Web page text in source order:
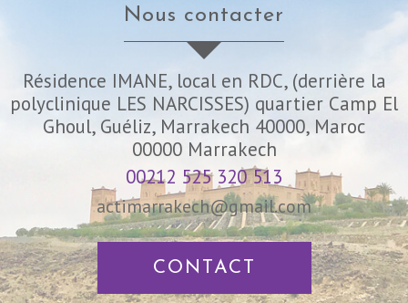
nous contacter
Résidence IMANE, local en RDC, (derrière la
polyclinique LES NARCISSES) quartier Camp El
Ghoul, Guéliz, Marrakech 40000, Maroc
00000 Marrakech
00212 525 320 513
actimarrakech@gmail.com
CONTACT